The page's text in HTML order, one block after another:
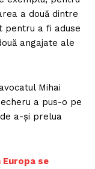
a două dintre
pentru a fi aduse
angajate ale
Mihai
a pus-o pe
a-și prelua
se